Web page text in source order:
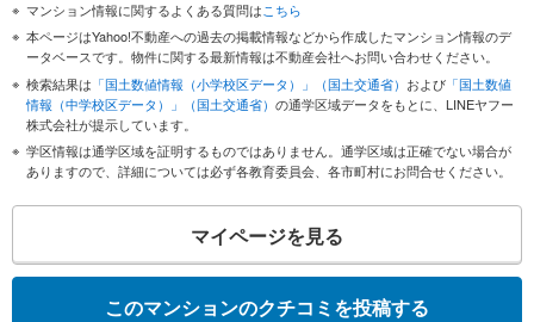
マンション情報に関するよくある質問はこちら
本ページはYahoo!不動産への過去の掲載情報などから作成したマンション情報のデ
ータベースです。物件に関する最新情報は不動産会社へお問い合わせください。
検索結果は 「国土数値情報（小学校区データ）」（国土交通省） および 「国土数値
情報（中学校区データ）」（国土交通省） の通学区域データをもとに、LINEヤフー
株式会社が提示しています。
学区情報は通学区域を証明するものではありません。通学区域は正確でない場合が
ありますので、詳細については必ず各教育委員会、各市町村にお問合せください。
マイページを見る
このマンションのクチコミを投稿する